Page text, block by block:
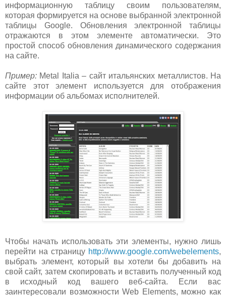
информационную таблицу своим пользователям,
которая формируется на основе выбранной электронной
таблицы Google. Обновления электронной таблицы
отражаются в этом элементе автоматически. Это
простой способ обновления динамического содержания
на сайте.
Пример: Metal Italia – сайт итальянских металлистов. На
сайте этот элемент используется для отображения
информации об альбомах исполнителей.
Чтобы начать использовать эти элементы, нужно лишь
перейти на страницу http://www.google.com/webelements,
выбрать элемент, который вы хотели бы добавить на
свой сайт, затем скопировать и вставить полученный код
в исходный код вашего веб-сайта. Если вас
заинтересовали возможности Web Elements, можно как